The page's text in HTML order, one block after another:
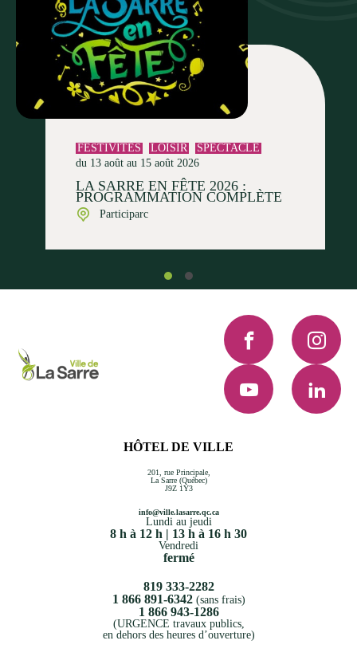
FESTIVITÉS LOISIR
SPECTACLE
du 13 août au 15 août 2026
LA SARRE EN FÊTE 2026 :
PROGRAMMATION COMPLÈTE
Participarc
HÔTEL DE VILLE
201, rue Principale,
La Sarre (Québec)
J9Z 1Y3
info@ville.lasarre.qc.ca
Lundi au jeudi
8 h à 12 h | 13 h à 16 h 30
Vendredi
fermé
819 333-2282
1 866 891-6342(sans frais)
1 866 943-1286
(URGENCE travaux publics,
en dehors des heures d’ouverture)
Facebook
YouTube